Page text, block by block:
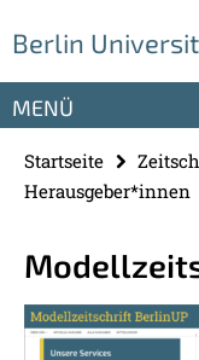
direkt
Inhalt
Berlin
Service-
MENÜ
Startseite
Herausgeber*innen